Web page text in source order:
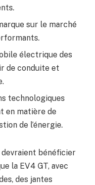
sur le marché
électrique des
de conduite et
technologiques
en matière de
de l’énergie.
devraient bénéficier
la EV4 GT, avec
des jantes